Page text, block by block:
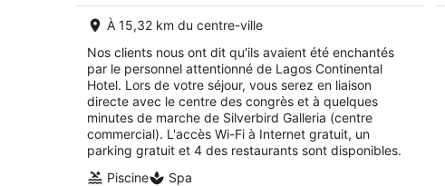
173 €
par
nuit
À 15,32 km du centre-ville
Nos clients nous ont dit qu'ils avaient été enchantés
par le personnel attentionné de Lagos Continental
Hotel. Lors de votre séjour, vous serez en liaison
directe avec le centre des congrès et à quelques
minutes de marche de Silverbird Galleria (centre
commercial). L'accès Wi-Fi à Internet gratuit, un
parking gratuit et 4 des restaurants sont disponibles.
Piscine
Spa